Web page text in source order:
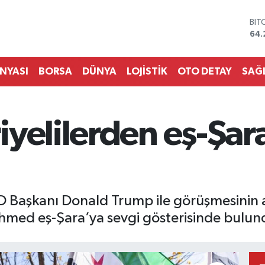
BORSA DÜNYA LOJİSTİK OTO DETAY
eş-
Başkanı Donald Trump ile görüşmesinin
eş-Şara’ya sevgi gösterisinde